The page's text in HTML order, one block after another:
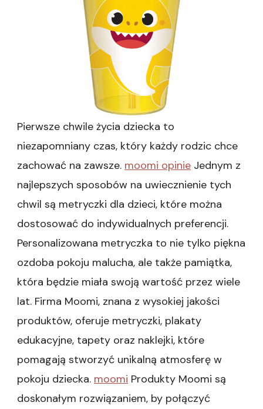
Pierwsze chwile życia dziecka to
niezapomniany czas, który każdy rodzic chce
zachować na zawsze. moomi opinie Jednym z
najlepszych sposobów na uwiecznienie tych
chwil są metryczki dla dzieci, które można
dostosować do indywidualnych preferencji.
Personalizowana metryczka to nie tylko piękna
ozdoba pokoju malucha, ale także pamiątka,
która będzie miała swoją wartość przez wiele
lat. Firma Moomi, znana z wysokiej jakości
produktów, oferuje metryczki, plakaty
edukacyjne, tapety oraz naklejki, które
pomagają stworzyć unikalną atmosferę w
pokoju dziecka. moomi Produkty Moomi są
doskonałym rozwiązaniem, by połączyć